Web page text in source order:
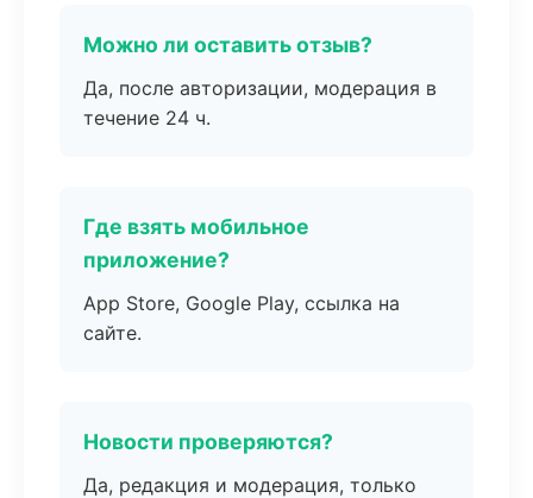
Можно ли оставить отзыв?
Да, после авторизации, модерация в
течение 24 ч.
Где взять мобильное
приложение?
App Store, Google Play, ссылка на
сайте.
Новости проверяются?
Да, редакция и модерация, только